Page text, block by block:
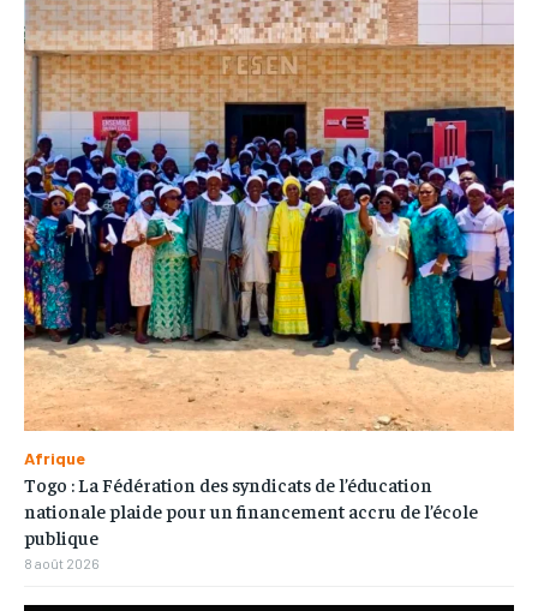
Afrique
Togo : La Fédération des syndicats de l’éducation
nationale plaide pour un financement accru de l’école
publique
8 août 2026